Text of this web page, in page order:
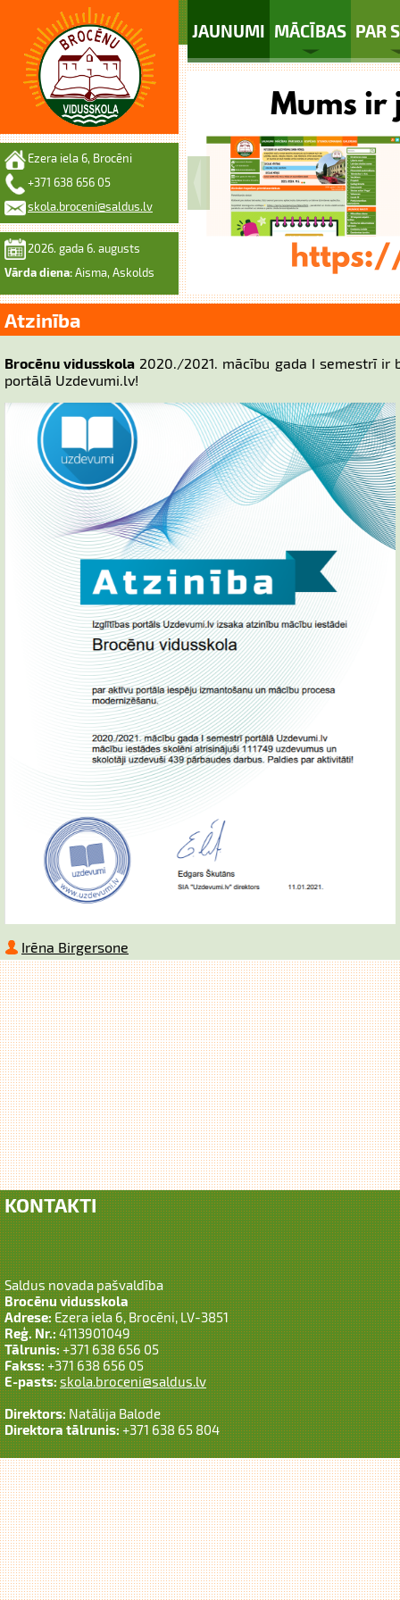
JAUNUMI MĀCĪBAS PAR
Ezera iela 6, Brocēni
+371 638 656 05
skola.broceni@saldus.lv
2026. gada 6. augusts
Vārda diena: Aisma, Askolds
Atzinība
Brocēnu vidusskola 2020./2021. mācību gada I semestrī
portālā Uzdevumi.lv!
Irēna Birgersone
KONTAKTI
Saldus novada pašvaldība
Brocēnu vidusskola
Adrese:Ezera iela 6, Brocēni, LV-3851
Reģ. Nr.:4113901049
Tālrunis:+371 638 656 05
Fakss:+371 638 656 05
E-pasts:skola.broceni@saldus.lv
Direktors:Natālija Balode
Direktora tālrunis:+371 638 65 804